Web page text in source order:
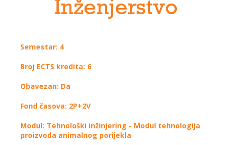
Inženjerstvo
Semestar: 4
Broj ECTS kredita: 6
Obavezan: Da
Fond časova: 2P+2V
Modul: Tehnološki inžinjering - Modul tehnologija
proizvoda animalnog porijekla